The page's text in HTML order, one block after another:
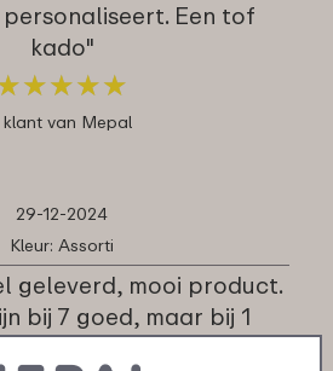
personaliseert. Een tof
kado"
★★★★
★★★★
klant van Mepal
29-12-2024
Kleur: Assorti
geleverd, mooi product.
bij 7 goed, maar bij 1